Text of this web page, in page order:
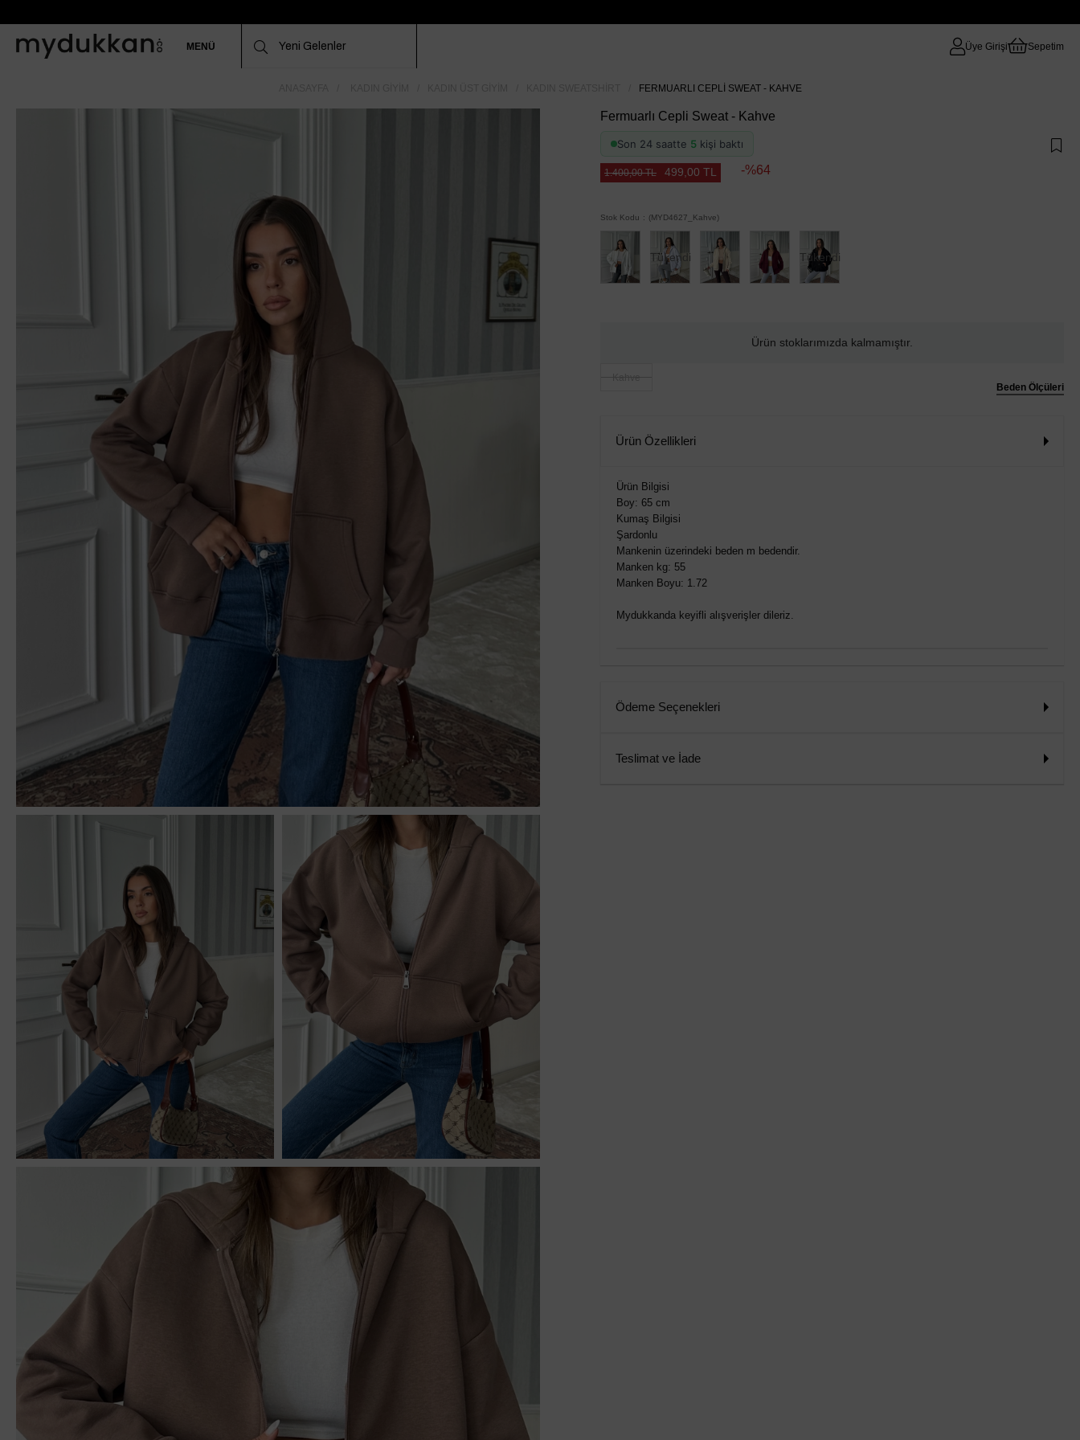
MENÜ Üye Girişi Sepetim
FERMUARLI CEPLI SWEAT - KAHVE
Fermuarlı Cepli Sweat - Kahve
Son 24 saatte 5 kişi baktı
1.400,00 TL 499,00 TL 64
Stok Kodu (MYD4627_Kahve)
Tükendi Tükendi
Ürün stoklarımızda kalmamıştır.
Beden Ölçüleri
Ürün Özellikleri
Ürün Bilgisi
Boy: 65 cm
Kumaş Bilgisi
Şardonlu
Mankenin üzerindeki beden m bedendir.
Manken kg: 55
Manken Boyu: 1.72
Mydukkanda keyifli alışverişler dileriz.
Ödeme Seçenekleri
Teslimat ve İade